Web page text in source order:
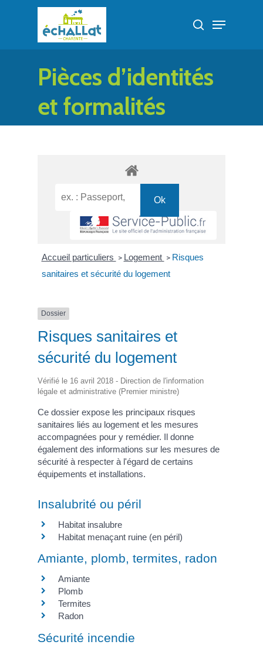
search
Menu
Pièces d’identités
et formalités
Accueil particuliers > Logement > Risques
sanitaires et sécurité du logement
Dossier
Risques sanitaires et
sécurité du logement
Vérifié le 16 avril 2018 - Direction de l'information
légale et administrative (Premier ministre)
Ce dossier expose les principaux risques
sanitaires liés au logement et les mesures
accompagnées pour y remédier. Il donne
également des informations sur les mesures de
sécurité à respecter à l'égard de certains
équipements et installations.
Insalubrité ou péril
Habitat insalubre
Habitat menaçant ruine (en péril)
Amiante, plomb, termites, radon
Amiante
Plomb
Termites
Radon
Sécurité incendie